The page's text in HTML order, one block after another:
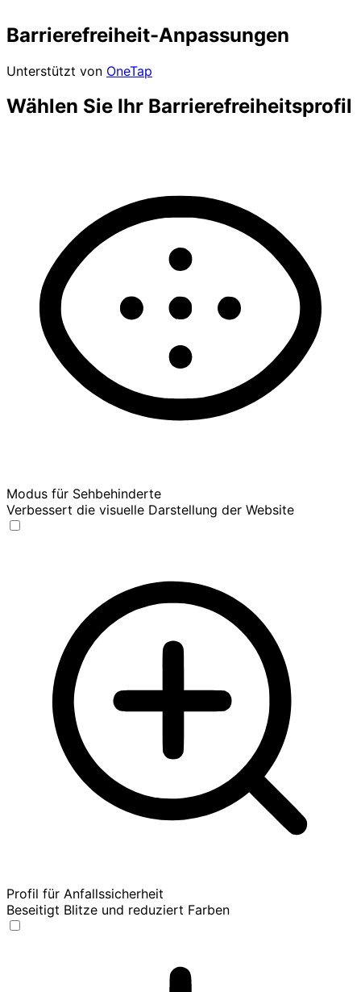
Barrierefreiheit-Anpassungen
Unterstützt von OneTap
Wählen Sie Ihr Barrierefreiheitsprofil
Modus für Sehbehinderte
Verbessert die visuelle Darstellung der Website
Profil für Anfallssicherheit
Beseitigt Blitze und reduziert Farben